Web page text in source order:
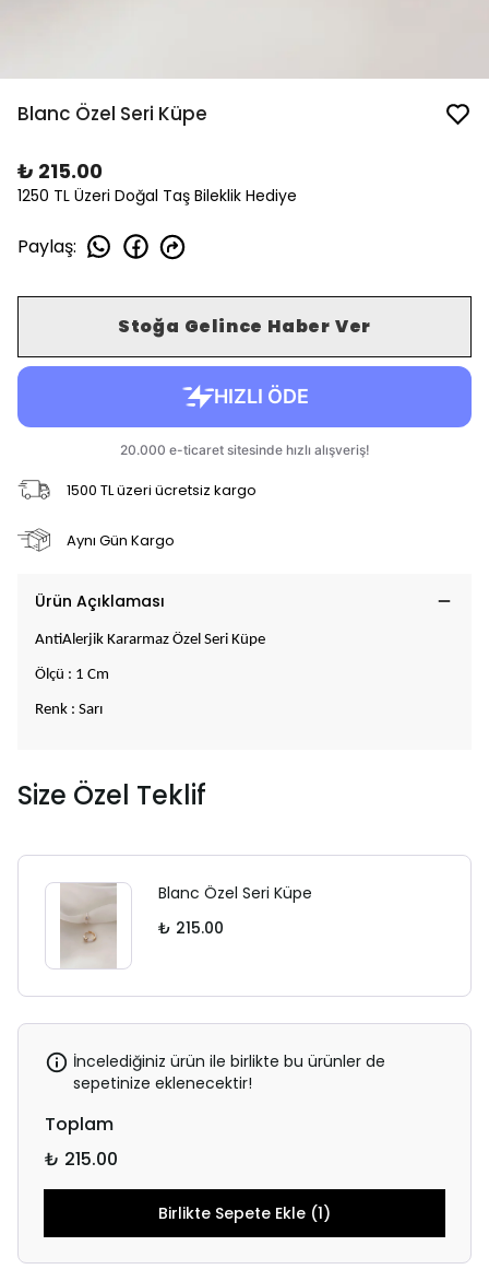
Blanc Özel Seri Küpe
₺ 215.00
1250 TL Üzeri Doğal Taş Bileklik Hediye
Paylaş:
Stoğa Gelince Haber Ver
1500 TL üzeri ücretsiz kargo
Aynı Gün Kargo
Ürün Açıklaması
AntiAlerjik Kararmaz Özel Seri Küpe
Ölçü : 1 Cm
Renk : Sarı
Size Özel Teklif
Blanc Özel Seri Küpe
₺ 215.00
İncelediğiniz ürün ile birlikte bu ürünler de
sepetinize eklenecektir!
Toplam
₺ 215.00
Birlikte Sepete Ekle (1)